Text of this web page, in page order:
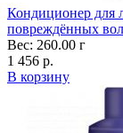
Кондиционер для
повреждённых
Вес: 260.00 г
1 456 р.
В корзину